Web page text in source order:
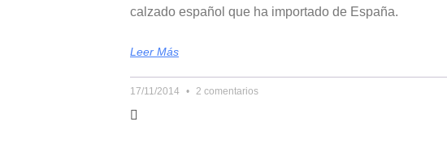
calzado español que ha importado de España.
Leer Más
17/11/2014 2 comentarios